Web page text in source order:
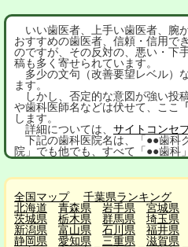
いい歯医者、上手い歯医者、腕
おすすめの歯医者、信頼・信用で
のですが、その反対の、悪い・下
稿も多く寄せられています。
多少の文句（改善要望レベル）
ます。
しかし、否定的な意図が強い投
や歯科医師名などは伏せて、ここ
します。
詳細については、 サイトコンセ
下記の歯科医院名は、「●●歯科
院」でも他でも、すべて「●●歯科
全国マップ
千葉県ランキング
北海道
青森県 岩手県 宮城県
茨城県
栃木県 群馬県 埼玉県
新潟県
富山県 石川県 福井県
静岡県
愛知県 三重県 滋賀県